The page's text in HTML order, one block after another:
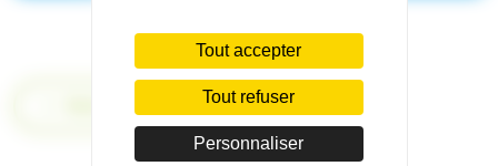
Tout accepter
Tout refuser
Personnaliser